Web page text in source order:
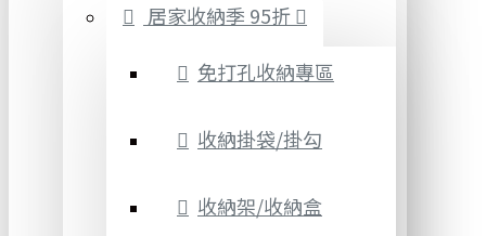
居家收納季 95折
免打孔收納專區
收納掛袋/掛勾
收納架/收納盒